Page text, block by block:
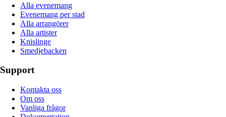
Alla evenemang
Evenemang per stad
Alla arrangörer
Alla artister
Knislinge
Smedjebacken
Support
Kontakta oss
Om oss
Vanliga frågor